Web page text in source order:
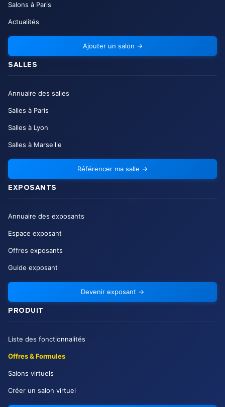
Salons à Paris
Actualités
Ajouter un salon →
SALLES
Annuaire des salles
Salles à Paris
Salles à Lyon
Salles à Marseille
Référencer ma salle →
EXPOSANTS
Annuaire des exposants
Espace exposant
Offres exposants
Guide exposant
Devenir exposant →
PRODUIT
Liste des fonctionnalités
Offres & Formules
Salons virtuels
Créer un salon virtuel